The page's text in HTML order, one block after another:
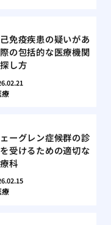
免疫疾患の疑いがあ
の包括的な医療機関
し方
療
ーグレン症候群の診
受けるための適切な
科
療